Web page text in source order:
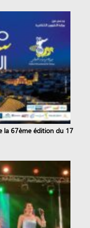
la 67ème édition du 17